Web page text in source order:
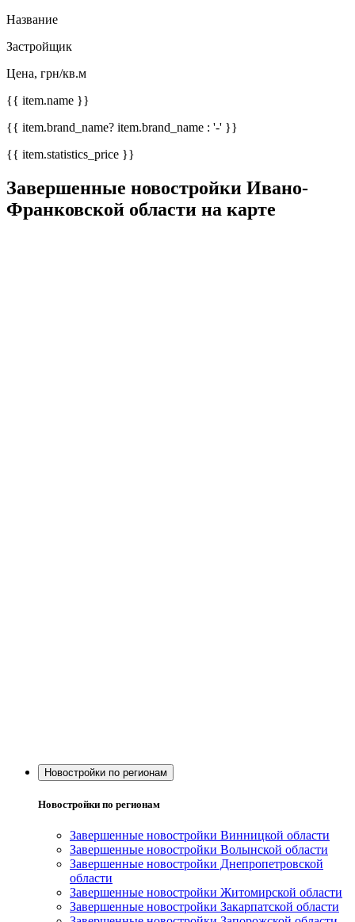
Название
Застройщик
Цена, грн/кв.м
{{ item.name }}
{{ item.brand_name? item.brand_name : '-' }}
{{ item.statistics_price }}
Завершенные новостройки Ивано-
Франковской области на карте
Новостройки по регионам
Новостройки по регионам
Завершенные новостройки Винницкой области
Завершенные новостройки Волынской области
Завершенные новостройки Днепропетровской
области
Завершенные новостройки Житомирской области
Завершенные новостройки Закарпатской области